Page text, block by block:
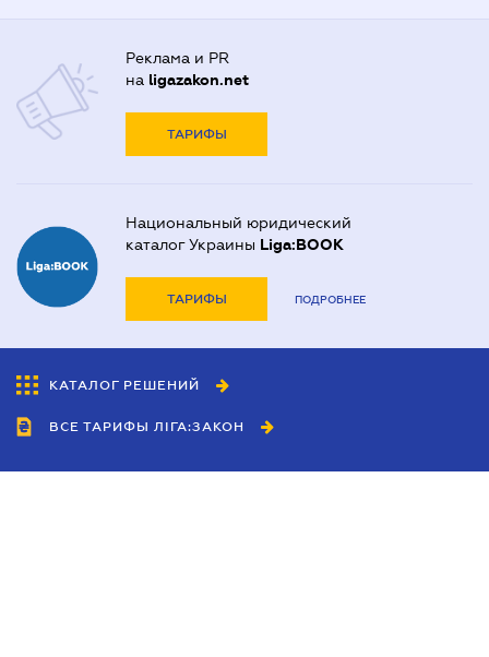
Реклама и PR
на ligazakon.net
ТАРИФЫ
Национальный юридический
каталог Украины Liga:BOOK
ТАРИФЫ ПОДРОБНЕЕ
КАТАЛОГ РЕШЕНИЙ
ВСЕ ТАРИФЫ ЛІГА:ЗАКОН